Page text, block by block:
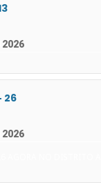
2026
26
2026